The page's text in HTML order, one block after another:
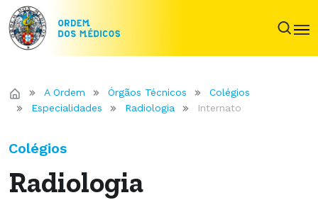
A Ordem Órgãos Técnicos
Colégios
Especialidades
Radiologia Internato
Colégios
Radiologia